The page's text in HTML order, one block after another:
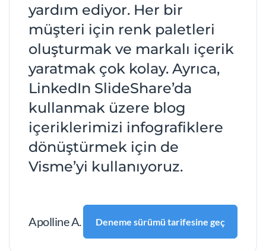
yardım ediyor. Her bir
müşteri için renk paletleri
oluşturmak ve markalı içerik
yaratmak çok kolay. Ayrıca,
LinkedIn SlideShare’da
kullanmak üzere blog
içeriklerimizi infografiklere
dönüştürmek için de
Visme’yi kullanıyoruz.
Apolline A. Deneme sürümü tarifesine geç